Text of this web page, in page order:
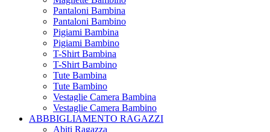
Pantaloni Bambina
Pantaloni Bambino
Pigiami Bambina
Pigiami Bambino
T-Shirt Bambina
T-Shirt Bambino
Tute Bambina
Tute Bambino
Vestaglie Camera Bambina
Vestaglie Camera Bambino
ABBBIGLIAMENTO RAGAZZI
Abiti Ragazza